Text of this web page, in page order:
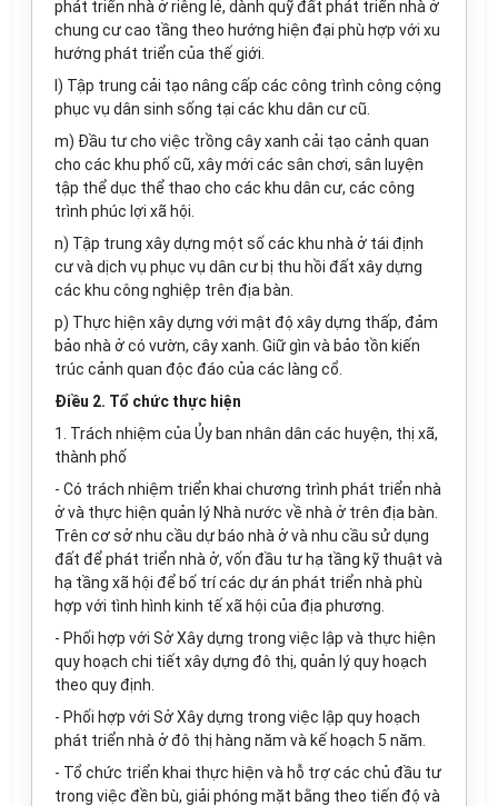
phát triển nhà ở riêng lẻ, dành quỹ đất phát triển nhà ở
chung cư cao tầng theo hướng hiện đại phù hợp với xu
hướng phát triển của thế giới.
l) Tập trung cải tạo nâng cấp các công trình công cộng
phục vụ dân sinh sống tại các khu dân cư cũ.
m) Đầu tư cho việc trồng cây xanh cải tạo cảnh quan
cho các khu phố cũ, xây mới các sân chơi, sân luyện
tập thể dục thể thao cho các khu dân cư, các công
trình phúc lợi xã hội.
n) Tập trung xây dựng một số các khu nhà ở tái định
cư và dịch vụ phục vụ dân cư bị thu hồi đất xây dựng
các khu công nghiệp trên địa bàn.
p) Thực hiện xây dựng với mật độ xây dựng thấp, đảm
bảo nhà ở có vườn, cây xanh. Giữ gìn và bảo tồn kiến
trúc cảnh quan độc đáo của các làng cổ.
Điều 2. Tổ chức thực hiện
1. Trách nhiệm của Ủy ban nhân dân các huyện, thị xã,
thành phố
- Có trách nhiệm triển khai chương trình phát triển nhà
ở và thực hiện quản lý Nhà nước về nhà ở trên địa bàn.
Trên cơ sở nhu cầu dự báo nhà ở và nhu cầu sử dụng
đất để phát triển nhà ở, vốn đầu tư hạ tầng kỹ thuật và
hạ tầng xã hội để bố trí các dự án phát triển nhà phù
hợp với tình hình kinh tế xã hội của địa phương.
- Phối hợp với Sở Xây dựng trong việc lập và thực hiện
quy hoạch chi tiết xây dựng đô thị, quản lý quy hoạch
theo quy định.
- Phối hợp với Sở Xây dựng trong việc lập quy hoạch
phát triển nhà ở đô thị hàng năm và kế hoạch 5 năm.
- Tổ chức triển khai thực hiện và hỗ trợ các chủ đầu tư
trong việc đền bù, giải phóng mặt bằng theo tiến độ và